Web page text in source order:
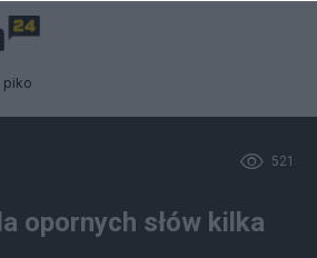
piko
521
opornych słów kilka